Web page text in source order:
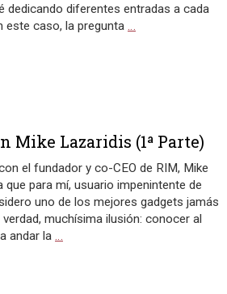
dedicando diferentes entradas a cada
este caso, la pregunta …
Mike Lazaridis (1ª Parte)
el fundador y co-CEO de RIM, Mike
que para mí, usuario impenintente de
uno de los mejores gadgets jamás
muchísima ilusión: conocer al
andar la …